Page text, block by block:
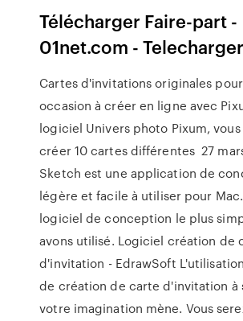
Télécharger Faire-part -
01net.com -
Cartes d'invitations originales
occasion à créer en ligne avec
logiciel Univers photo Pixum,
créer 10 cartes différentes 27
Sketch est une application de
légère et facile à utiliser pour
logiciel de conception le plus
avons utilisé. Logiciel création de
d'invitation - EdrawSoft
de création de carte d'invitation à
votre imagination mène. Vous